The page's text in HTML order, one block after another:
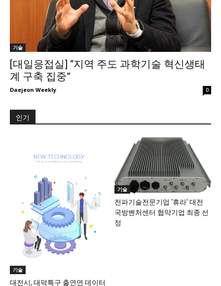
기술
[대일응접실] “지역 주도 과학기술 혁신생태
계 구축 집중”
Daejeon Weekly 0
인기
기술
대전시, 대덕특구 출연연 데이터
기술
전파기술전문기업 ‘휴라’ 대전
국방벤처센터 협약기업 최종 선
정